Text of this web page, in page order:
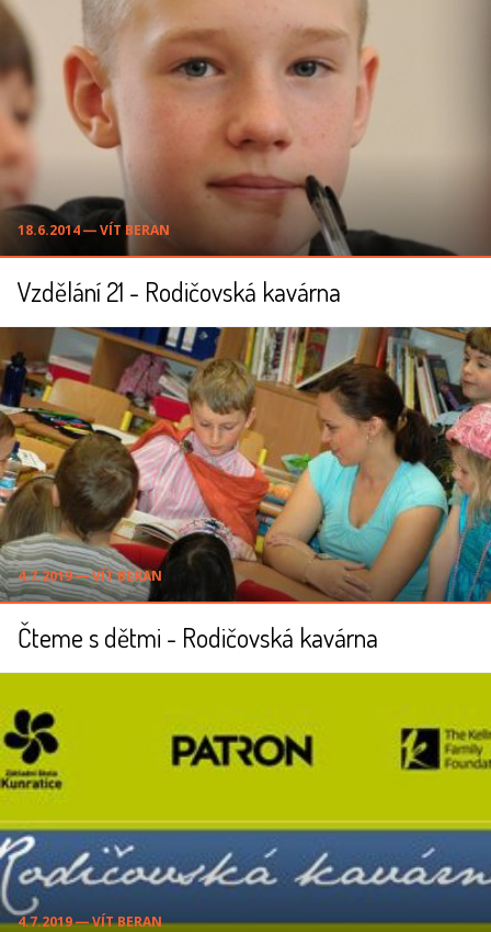
18.6.2014 ― VÍT BERAN
Vzdělání 21 - Rodičovská kavárna
4.7.2019 ― VÍT BERAN
Čteme s dětmi - Rodičovská kavárna
4.7.2019 ― VÍT BERAN